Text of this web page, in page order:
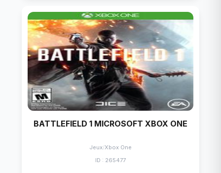
BATTLEFIELD 1 MICROSOFT XBOX ONE
Jeux/Xbox One
ID : 265477